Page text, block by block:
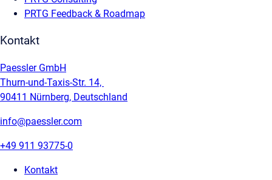
PRTG Feedback & Roadmap
Kontakt
Paessler GmbH
Thurn-und-Taxis-Str. 14,
90411 Nürnberg, Deutschland
info@paessler.com
+49 911 93775-0
Kontakt